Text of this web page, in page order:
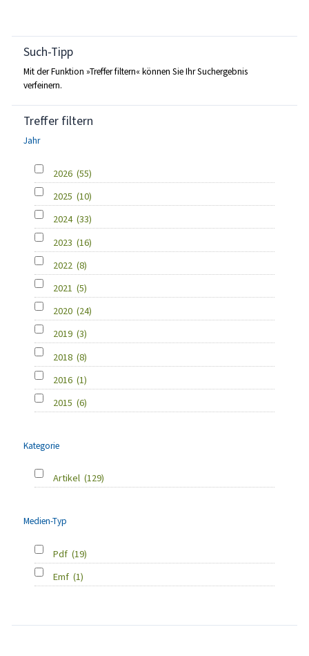
Such-Tipp
Mit der Funktion »Treffer filtern« können Sie Ihr Suchergebnis
verfeinern.
Treffer filtern
Jahr
2026 (55)
2025 (10)
2024 (33)
2023 (16)
2022 (8)
2021 (5)
2020 (24)
2019 (3)
2018 (8)
2016 (1)
2015 (6)
Kategorie
Artikel (129)
Medien-Typ
Pdf (19)
Emf (1)